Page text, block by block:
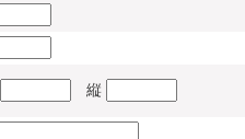
縦